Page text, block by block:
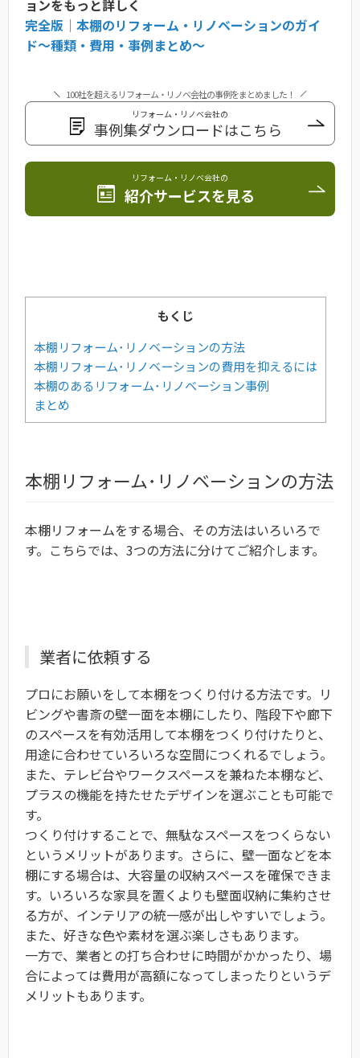
ョンをもっと詳しく
完全版｜本棚のリフォーム・リノベーションのガイ
ド〜種類・費用・事例まとめ〜
100社を超えるリフォーム・リノベ会社の事例をまとめました！
リフォーム・リノベ会社の
事例集ダウンロードはこちら
リフォーム・リノベ会社の
紹介サービスを見る
もくじ
本棚リフォーム･リノベーションの方法
本棚リフォーム･リノベーションの費用を抑えるには
本棚のあるリフォーム･リノベーション事例
まとめ
本棚リフォーム･リノベーションの方法
本棚リフォームをする場合、その方法はいろいろで
す。こちらでは、3つの方法に分けてご紹介します。
業者に依頼する
プロにお願いをして本棚をつくり付ける方法です。リ
ビングや書斎の壁一面を本棚にしたり、階段下や廊下
のスペースを有効活用して本棚をつくり付けたりと、
用途に合わせていろいろな空間につくれるでしょう。
また、テレビ台やワークスペースを兼ねた本棚など、
プラスの機能を持たせたデザインを選ぶことも可能で
す。
つくり付けすることで、無駄なスペースをつくらない
というメリットがあります。さらに、壁一面などを本
棚にする場合は、大容量の収納スペースを確保できま
す。いろいろな家具を置くよりも壁面収納に集約させ
る方が、インテリアの統一感が出しやすいでしょう。
また、好きな色や素材を選ぶ楽しさもあります。
一方で、業者との打ち合わせに時間がかかったり、場
合によっては費用が高額になってしまったりというデ
メリットもあります。